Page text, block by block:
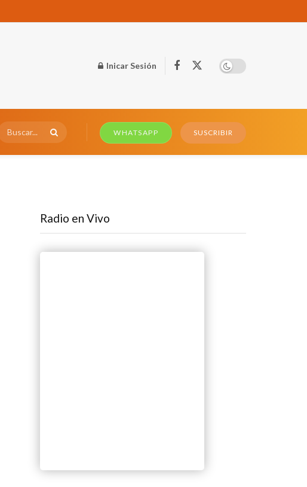
Inicar Sesión
WHATSAPP SUSCRIBIR
Radio en Vivo